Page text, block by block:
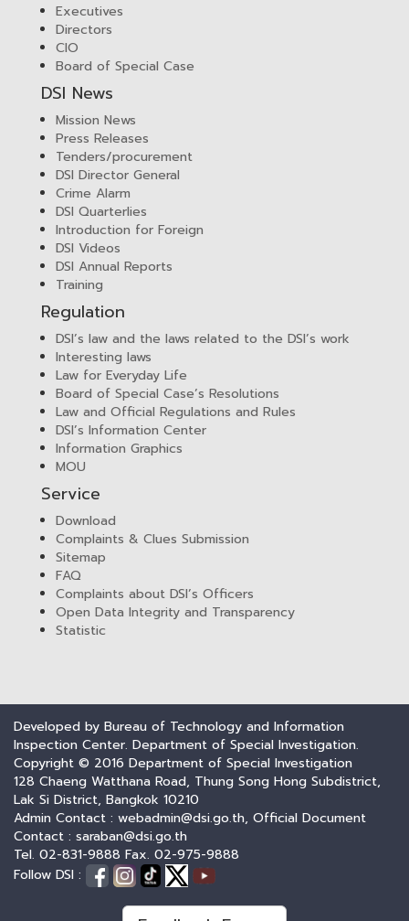
Executives
Directors
CIO
Board of Special Case
DSI News
Mission News
Press Releases
Tenders/procurement
DSI Director General
Crime Alarm
DSI Quarterlies
Introduction for Foreign
DSI Videos
DSI Annual Reports
Training
Regulation
DSI’s law and the laws related to the DSI’s work
Interesting laws
Law for Everyday Life
Board of Special Case’s Resolutions
Law and Official Regulations and Rules
DSI’s Information Center
Information Graphics
MOU
Service
Download
Complaints & Clues Submission
Sitemap
FAQ
Complaints about DSI’s Officers
Open Data Integrity and Transparency
Statistic
Developed by Bureau of Technology and Information
Inspection Center. Department of Special Investigation.
Copyright © 2016 Department of Special Investigation
128 Chaeng Watthana Road, Thung Song Hong Subdistrict,
Lak Si District, Bangkok 10210
Admin Contact : webadmin@dsi.go.th, Official Document
Contact : saraban@dsi.go.th
Tel. 02-831-9888 Fax. 02-975-9888
Follow DSI :